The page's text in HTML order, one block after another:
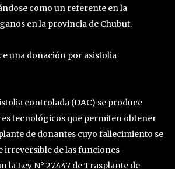
como un referente en la
en la provincia de Chubut.
una donación por asistolia
controlada (DAC) se produce
tecnológicos que permiten obtener
de donantes cuyo fallecimiento se
irreversible de las funciones
la Ley N° 27.447 de Trasplante de